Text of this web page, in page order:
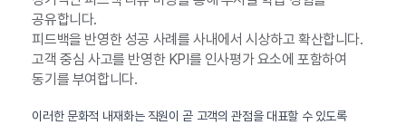
공유합니다.
피드백을 반영한 성공 사례를 사내에서 시상하고 확산합니다.
고객 중심 사고를 반영한 KPI를 인사평가 요소에 포함하여
동기를 부여합니다.
이러한 문화적 내재화는 직원이 곧 고객의 관점을 대표할 수 있도록